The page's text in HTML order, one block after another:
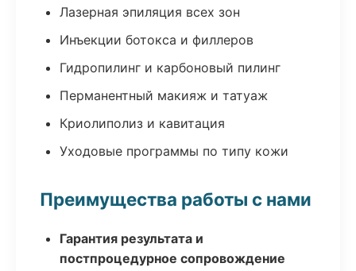
Лазерная эпиляция всех зон
Инъекции ботокса и филлеров
Гидропилинг и карбоновый пилинг
Перманентный макияж и татуаж
Криолиполиз и кавитация
Уходовые программы по типу кожи
Преимущества работы с нами
Гарантия результата и
постпроцедурное сопровождение